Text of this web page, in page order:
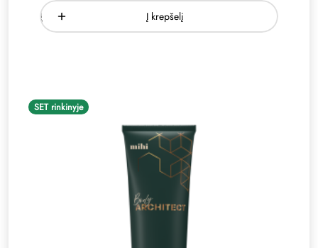
Į krepšelį
SET rinkinyje